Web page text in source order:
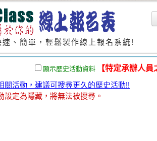
速、簡單，輕鬆製作線上報名系統!
顯示歷史活動資料
【特定承辦人員
關活動，建議可搜尋更久的歷史活動!!
設定為隱藏，將無法被搜尋。